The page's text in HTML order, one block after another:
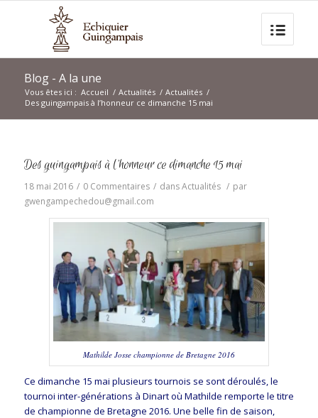
Blog - A la une
Vous êtes ici : Accueil / Actualités / Actualités /
Des guingampais à l’honneur ce dimanche 15 mai
Des guingampais à l’honneur ce dimanche 15 mai
18 mai 2016 / 0 Commentaires / dansActualités / par
gwengampechedou@gmail.com
Mathilde Josse championne de Bretagne 2016
Ce dimanche 15 mai plusieurs tournois se sont déroulés, le
tournoi inter-générations à Dinart où Mathilde remporte le titre
de championne de Bretagne 2016. Une belle fin de saison,